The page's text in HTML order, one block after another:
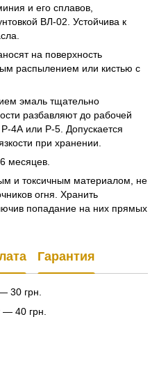
и его сплавов,
ВЛ-02. Устойчива к
на поверхность
распылением или кистью с
эмаль тщательно
разбавляют до рабочей
4А или Р-5. Допускается
при хранении.
месяцев.
и токсичным материалом, не
огня. Хранить
попадание на них прямых
Гарантия
30 грн.
— 40 грн.